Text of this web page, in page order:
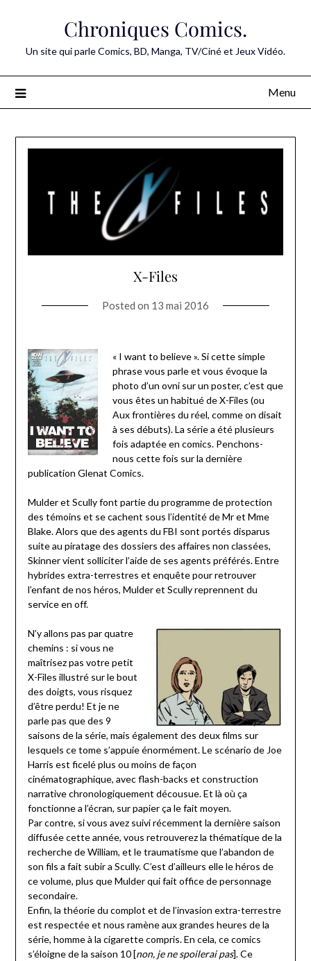
Chroniques Comics.
Un site qui parle Comics, BD, Manga, TV/Ciné et Jeux Vidéo.
Menu
X-Files
Posted on 13 mai 2016
« I want to believe ». Si cette simple
phrase vous parle et vous évoque la
photo d’un ovni sur un poster, c’est que
vous êtes un habitué de X-Files (ou
Aux frontières du réel, comme on disait
à ses débuts). La série a été plusieurs
fois adaptée en comics. Penchons-
nous cette fois sur la dernière
publication Glenat Comics.
Mulder et Scully font partie du programme de protection
des témoins et se cachent sous l’identité de Mr et Mme
Blake. Alors que des agents du FBI sont portés disparus
suite au piratage des dossiers des affaires non classées,
Skinner vient solliciter l’aide de ses agents préférés. Entre
hybrides extra-terrestres et enquête pour retrouver
l’enfant de nos héros, Mulder et Scully reprennent du
service en off.
N’y allons pas par quatre
chemins : si vous ne
maîtrisez pas votre petit
X-Files illustré sur le bout
des doigts, vous risquez
d’être perdu! Et je ne
parle pas que des 9
saisons de la série, mais également des deux films sur
lesquels ce tome s’appuie énormément. Le scénario de Joe
Harris est ficelé plus ou moins de façon
cinématographique, avec flash-backs et construction
narrative chronologiquement décousue. Et là où ça
fonctionne a l’écran, sur papier ça le fait moyen.
Par contre, si vous avez suivi récemment la dernière saison
diffusée cette année, vous retrouverez la thématique de la
recherche de William, et le traumatisme que l’abandon de
son fils a fait subir a Scully. C’est d’ailleurs elle le héros de
ce volume, plus que Mulder qui fait office de personnage
secondaire.
Enfin, la théorie du complot et de l’invasion extra-terrestre
est respectée et nous ramène aux grandes heures de la
série, homme à la cigarette compris. En cela, ce comics
s’éloigne de la saison 10 [non, je ne spoilerai pas]. Ce